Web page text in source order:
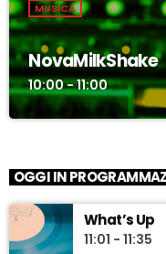
MUSICA
NovaMilkShake
10:00 - 11:00
OGGI IN
What’s Up
11:01 - 11:35